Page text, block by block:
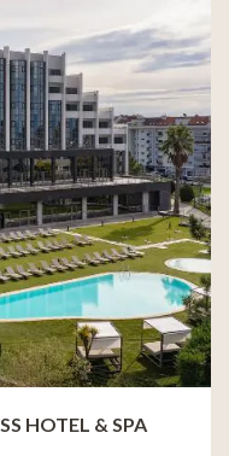
HOTEL & SPA